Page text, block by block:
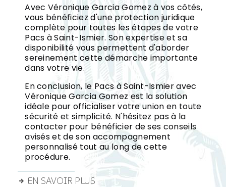
Avec Véronique Garcia Gomez à vos côtés,
vous bénéficiez d'une protection juridique
complète pour toutes les étapes de votre
Pacs à Saint-Ismier. Son expertise et sa
disponibilité vous permettent d'aborder
sereinement cette démarche importante
dans votre vie.
En conclusion, le Pacs à Saint-Ismier avec
Véronique Garcia Gomez est la solution
idéale pour officialiser votre union en toute
sécurité et simplicité. N'hésitez pas à la
contacter pour bénéficier de ses conseils
avisés et de son accompagnement
personnalisé tout au long de cette
procédure.
EN SAVOIR PLUS